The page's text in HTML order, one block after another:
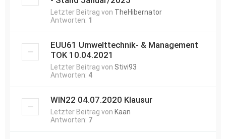
Letzter Beitrag von TheHibernator
Antworten: 1
EUU61 Umwelttechnik- & Management
TOK 10.04.2021
Letzter Beitrag von Stivi93
Antworten: 4
WIN22 04.07.2020 Klausur
Letzter Beitrag von Kaan
Antworten: 7